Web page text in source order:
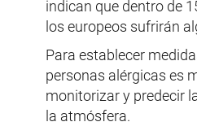
indican que dentro de
los europeos sufrirán
Para establecer
personas alérgicas es
monitorizar y predecir
la atmósfera.